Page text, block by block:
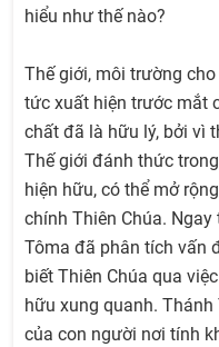
hiểu như thế nào?
Thế giới, môi trường
tức xuất hiện trước mắt
chất đã là hữu lý, bởi vì
Thế giới đánh thức
hiện hữu, có thể mở
chính Thiên Chúa.
Tôma đã phân tích vấn
biết Thiên Chúa qua
hữu xung quanh.
của con người nơi tính